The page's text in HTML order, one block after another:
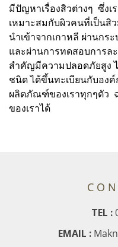
มีปัญหาเรื่องสิวต่างๆ ซึ่ง
เหมาะสมกับผิวคนที่เป็นสิ
นำเข้าจากเกาหลี ผ่านกร
และผ่านการทดสอบการล
สำคัญมีความปลอดภัยสูง
ชนิด ได้ขึ้นทะเบียนกับอง
ผลิตภัณฑ์ของเราทุกๆตัว
ของเราได้
C O
TEL :
EMAIL :